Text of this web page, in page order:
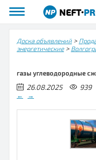
Доска объявлений>
энергетические>
газы углеводородные
26.08.2025 939
← →